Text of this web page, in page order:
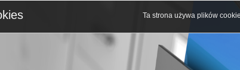
Ta strona używa plików